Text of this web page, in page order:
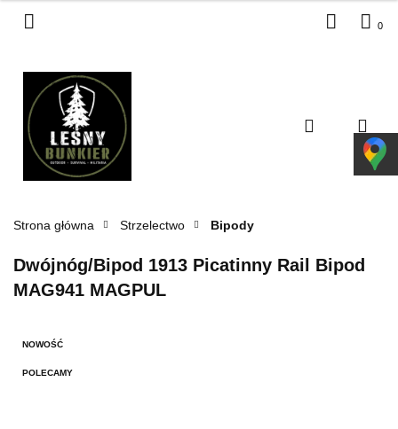
Dodaj zgłoszenie
0
Strona główna Strzelectwo Bipody
Dwójnóg/Bipod 1913 Picatinny Rail Bipod
MAG941 MAGPUL
NOWOŚĆ
POLECAMY